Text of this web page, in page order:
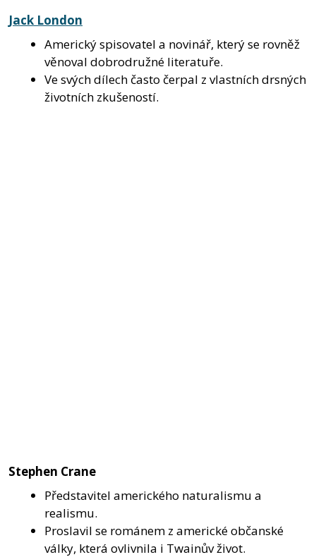
Jack London
Americký spisovatel a novinář, který se rovněž
věnoval dobrodružné literatuře.
Ve svých dílech často čerpal z vlastních drsných
životních zkušeností.
Stephen Crane
Představitel amerického naturalismu a
realismu.
Proslavil se románem z americké občanské
války, která ovlivnila i Twainův život.